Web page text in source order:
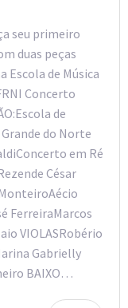
seu primeiro
duas peças
Escola de Música
Concerto
de
do Norte
em Ré
César
FerreiraMarcos
VIOLASRobério
Gabrielly
BAIXO…